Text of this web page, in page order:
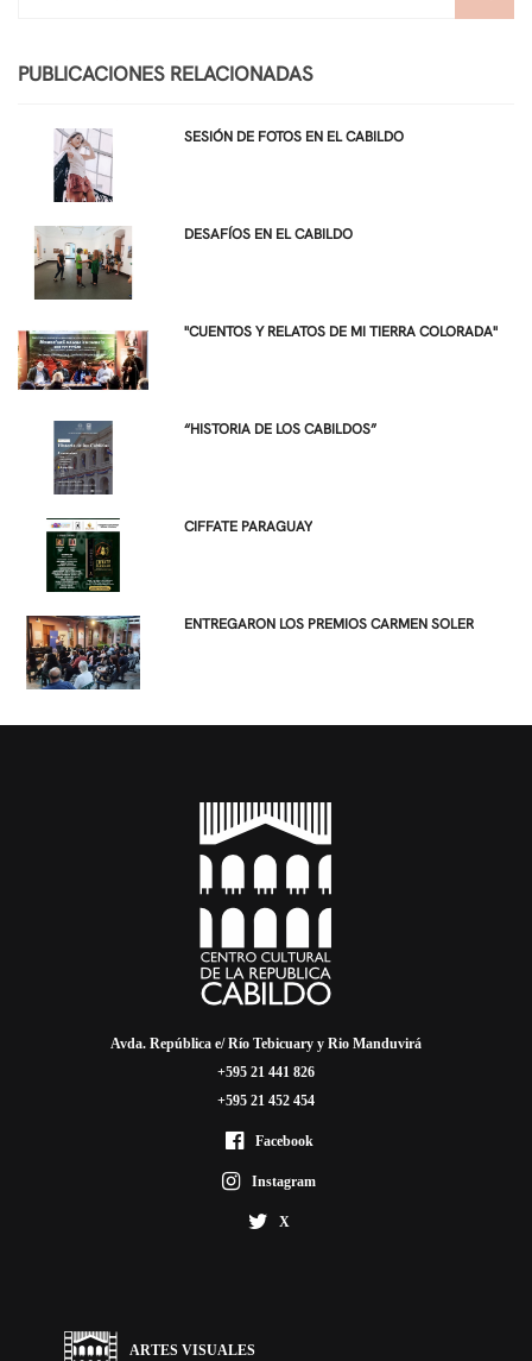
PUBLICACIONES RELACIONADAS
SESIÓN DE FOTOS EN EL CABILDO
DESAFÍOS EN EL CABILDO
"CUENTOS Y RELATOS DE MI TIERRA COLORADA"
“HISTORIA DE LOS CABILDOS”
CIFFATE PARAGUAY
ENTREGARON LOS PREMIOS CARMEN SOLER
Avda. República e/ Río Tebicuary y Rio Manduvirá
+595 21 441 826
+595 21 452 454
Facebook
Instagram
X
ARTES VISUALES